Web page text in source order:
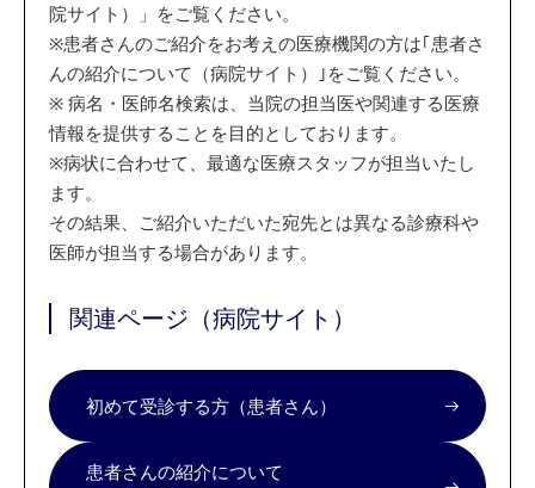
院サイト）」をご覧ください。
※患者さんのご紹介をお考えの医療機関の方は｢患者さ
んの紹介について（病院サイト）｣をご覧ください。
※ 病名・医師名検索は、当院の担当医や関連する医療
情報を提供することを目的としております。
※病状に合わせて、最適な医療スタッフが担当いたし
ます。
その結果、ご紹介いただいた宛先とは異なる診療科や
医師が担当する場合があります。
関連ページ（病院サイト）
初めて受診する方（患者さん）
患者さんの紹介について